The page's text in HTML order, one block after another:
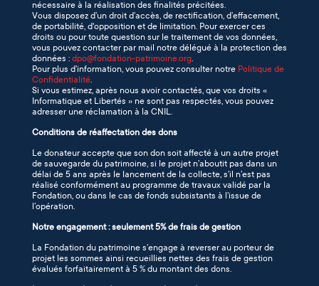
nécessaire à la réalisation des finalités précitées.
Vous disposez d’un droit d’accès, de rectification, d’effacement,
de portabilité, d'opposition et de limitation. Pour exercer ces
droits ou pour toute question sur le traitement de vos données,
vous pouvez contacter par mail notre délégué à la protection des
données : dpo@fondation-patrimoine.org.
Pour plus d’information, vous pouvez consulter notre Politique de
Confidentialité.
Si vous estimez, après nous avoir contactés, que vos droits «
Informatique et Libertés » ne sont pas respectés, vous pouvez
adresser une réclamation à la CNIL.
Conditions de réaffectation des dons
Le donateur accepte que son don soit affecté à un autre projet
de sauvegarde du patrimoine, si le projet n’aboutit pas dans un
délai de 5 ans après le lancement de la collecte, s’il n’est pas
réalisé conformément au programme de travaux validé par la
Fondation, ou dans le cas de fonds subsistants à l’issue de
l’opération.
Notre engagement : seulement 5% de frais de gestion
La Fondation du patrimoine s’engage à reverser au porteur de
projet les sommes ainsi recueillies nettes des frais de gestion
évalués forfaitairement à 5 % du montant des dons.